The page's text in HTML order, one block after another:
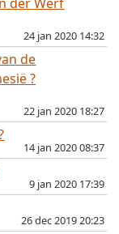
24 jan 2020 14:32
de
?
22 jan 2020 18:27
14 jan 2020 08:37
9 jan 2020 17:39
26 dec 2019 20:23